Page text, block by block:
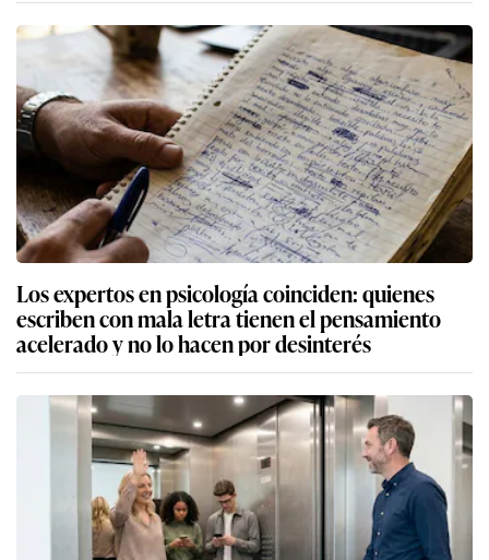
Los expertos en psicología coinciden: quienes
escriben con mala letra tienen el pensamiento
acelerado y no lo hacen por desinterés